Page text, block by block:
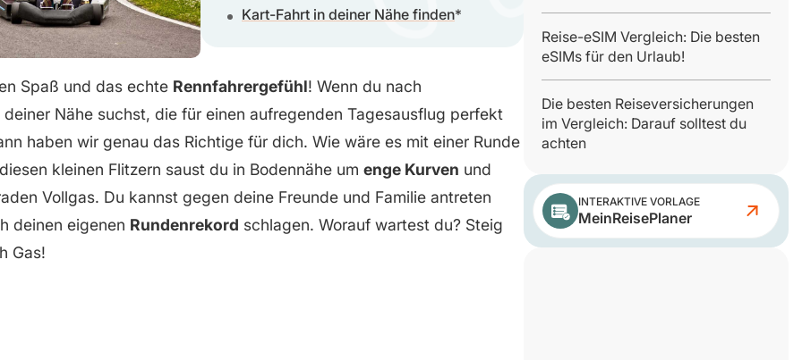
Kart-Fahrt in deiner Nähe finden
Spaß und das echte Rennfahrergefühl! Wenn du nach
deiner Nähe suchst, die für einen aufregenden Tagesausflug perfekt
haben wir genau das Richtige für dich. Wie wäre es mit einer Runde
kleinen Flitzern saust du in Bodennähe um enge Kurven und
Vollgas. Du kannst gegen deine Freunde und Familie antreten
deinen eigenen Rundenrekord schlagen. Worauf wartest du? Steig
Gas!
Reise-eSIM Vergleich: Die besten
eSIMs für den Urlaub!
Die besten Reiseversicherungen
im Vergleich: Darauf solltest du
achten
INTERAKTIVE VORLAGE
MeinReisePlaner